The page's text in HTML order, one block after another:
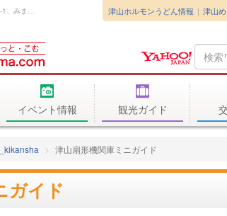
岡山県津山市の津山扇形機関庫ミニガイド（DE50-1、みまさかスローライフ列車）。 津山ホルモンうどん情報 津山
Search
Query
イベント情報 観光ガイド
津山扇形機関庫ミニガイド
ガイド